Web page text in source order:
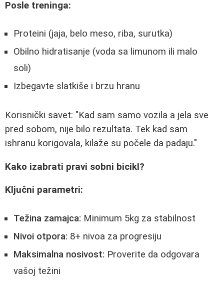
Posle treninga:
Proteini (jaja, belo meso, riba, surutka)
Obilno hidratisanje (voda sa limunom ili malo
soli)
Izbegavte slatkiše i brzu hranu
Korisnički savet: "Kad sam samo vozila a jela sve
pred sobom, nije bilo rezultata. Tek kad sam
ishranu korigovala, kilaže su počele da padaju."
Kako izabrati pravi sobni bicikl?
Ključni parametri:
Težina zamajca: Minimum 5kg za stabilnost
Nivoi otpora: 8+ nivoa za progresiju
Maksimalna nosivost: Proverite da odgovara
vašoj težini